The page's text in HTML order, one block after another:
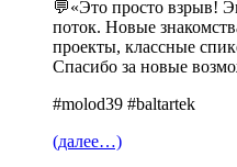
💬«Это просто взрыв!
поток. Новые
проекты, классные
Спасибо за новые
#molod39 #baltartek
(далее…)